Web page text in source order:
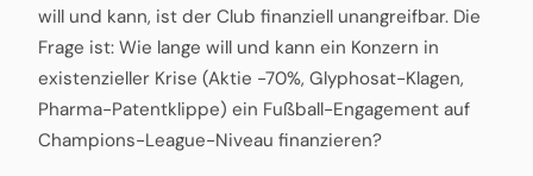
will und kann, ist der Club finanziell unangreifbar. Die
Frage ist: Wie lange will und kann ein Konzern in
existenzieller Krise (Aktie -70%, Glyphosat-Klagen,
Pharma-Patentklippe) ein Fußball-Engagement auf
Champions-League-Niveau finanzieren?